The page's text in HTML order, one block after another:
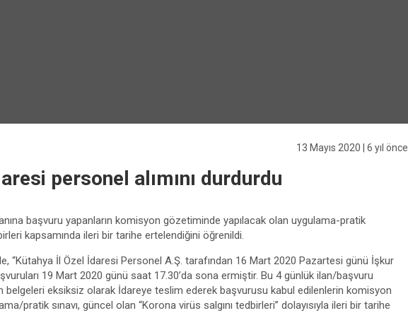
13 Mayıs 2020 | 6 yıl önce
personel alımını durdurdu
başvuru yapanların komisyon gözetiminde yapılacak olan uygulama-pratik
kapsamında ileri bir tarihe ertelendiğini öğrenildi.
“Kütahya İl Özel İdaresi Personel A.Ş. tarafından 16 Mart 2020 Pazartesi günü İşkur
19 Mart 2020 günü saat 17.30’da sona ermiştir. Bu 4 günlük ilan/başvuru
belgeleri eksiksiz olarak İdareye teslim ederek başvurusu kabul edilenlerin komisyon
pratik sınavı, güncel olan “Korona virüs salgını tedbirleri” dolayısıyla ileri bir tarihe